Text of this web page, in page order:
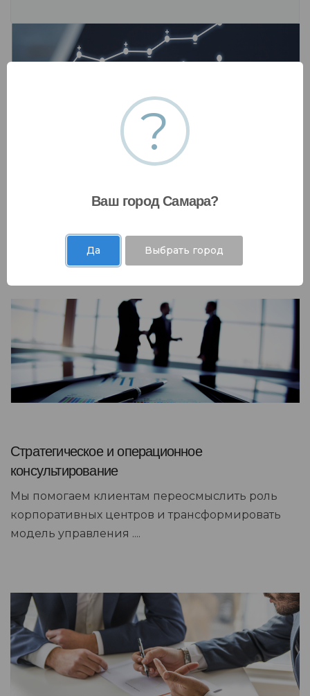
Мы работаем с коммерческими банками,
других финансовых организаций .....
Стратегическое и операционное
консультирование
Мы помогаем клиентам переосмыслить роль
корпоративных центров и трансформировать
модель управления ....
?
Ваш город Самара?
Да Выбрать город